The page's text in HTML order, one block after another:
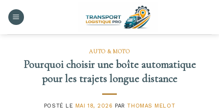
AUTO & MOTO
Pourquoi choisir une boîte automatique
pour les trajets longue distance
POSTÉ LE MAI 18, 2026 PARTHOMAS MELOT